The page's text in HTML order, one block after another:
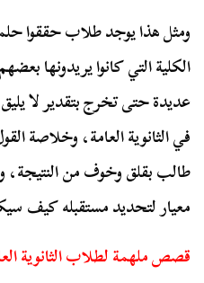
ومثل هذا يوجد طلاب حققوا
الكلية التي كانوا يريدونها
عديدة حتى تخرج بتقدير لا
في الثانوية العامة، وخلاصة
طالب بقلق وخوف من النتيجة،
معيار لتحديد مستقبله كيف
قصص ملهمة لطلاب الثانوية